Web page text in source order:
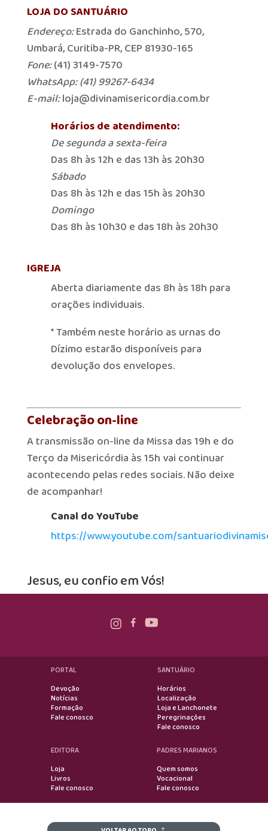
LOJA DO SANTUÁRIO
Endereço:Estrada do Ganchinho, 570,
Umbará, Curitiba-PR, CEP 81930-165
Fone:(41) 3149-7570
WhatsApp: (41) 99267-6434
E-mail:loja@divinamisericordia.com.br
Horários de atendimento:
De segunda a sexta-feira
Das 8h às 12h e das 13h às 20h30
Sábado
Das 8h às 12h e das 15h às 20h30
Domingo
Das 8h às 10h30 e das 18h às 20h30
IGREJA
Aberta diariamente das 8h às 18h para
orações individuais.
* Também neste horário as urnas do
Dízimo estarão disponíveis para
devolução dos envelopes.
Celebração on-line
A transmissão on-line da Missa das 19h e do
Terço da Misericórdia às 15h vai continuar
acontecendo pelas redes sociais. Não deixe
de acompanhar!
Canal do YouTube
https://www.youtube.com/
Jesus, eu confio em Vós!
PORTAL
Devoção
Notícias
Formação
Fale conosco
SANTUÁRIO
Horários
Localização
Loja e Lanchonete
Peregrinações
Fale conosco
EDITORA
Loja
Livros
Fale conosco
PADRES MARIANOS
Quem somos
Vocacional
Fale conosco